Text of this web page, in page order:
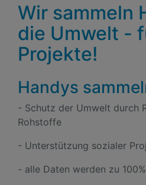
Wir sammeln
die Umwelt -
Projekte!
Handys
- Schutz der Umwelt durch
Rohstoffe
- Unterstützung sozialer
- alle Daten werden zu